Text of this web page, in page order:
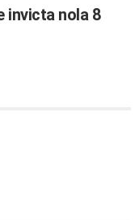
invicta nola 8